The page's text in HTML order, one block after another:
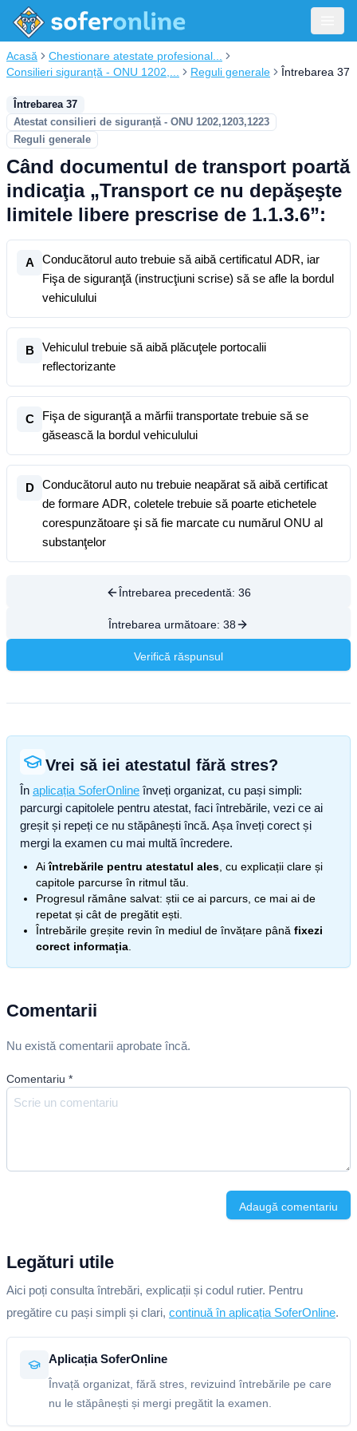
Acasă
Chestionare atestate profesional...
Consilieri siguranță - ONU 1202,...
Reguli generale Întrebarea 37
Întrebarea 37
Atestat consilieri de siguranță - ONU 1202,1203,1223
Reguli generale
Când documentul de transport poartă
indicaţia „Transport ce nu depăşeşte
limitele libere prescrise de 1.1.3.6”:
A
Conducătorul auto trebuie să aibă certificatul ADR, iar
Fişa de siguranţă (instrucţiuni scrise) să se afle la bordul
vehiculului
B
Vehiculul trebuie să aibă plăcuţele portocalii
reflectorizante
C
Fişa de siguranţă a mărfii transportate trebuie să se
găsească la bordul vehiculului
D
Conducătorul auto nu trebuie neapărat să aibă certificat
de formare ADR, coletele trebuie să poarte etichetele
corespunzătoare şi să fie marcate cu numărul ONU al
substanţelor
Întrebarea precedentă: 36
Întrebarea următoare: 38
Verifică răspunsul
Vrei să iei atestatul fără stres?
În aplicația SoferOnline înveți organizat, cu pași simpli:
parcurgi capitolele pentru atestat, faci întrebările, vezi ce ai
greșit și repeți ce nu stăpânești încă. Așa înveți corect și
mergi la examen cu mai multă încredere.
Aiîntrebările pentru atestatul ales , cu explicații clare și
capitole parcurse în ritmul tău.
Progresul rămâne salvat: știi ce ai parcurs, ce mai ai de
repetat și cât de pregătit ești.
Întrebările greșite revin în mediul de învățare până fixezi
corect informația
Comentarii
Nu există comentarii aprobate încă.
Comentariu *
Adaugă comentariu
Legături utile
Aici poți consulta întrebări, explicații și codul rutier. Pentru
pregătire cu pași simpli și clari, continuă în aplicația SoferOnline.
Aplicația SoferOnline
Învață organizat, fără stres, revizuind întrebările pe care
nu le stăpânești și mergi pregătit la examen.